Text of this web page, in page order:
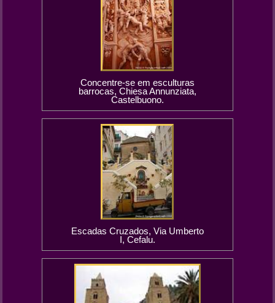
Concentre-se em esculturas
barrocas, Chiesa Annunziata,
Castelbuono.
Escadas Cruzados, Via Umberto
I, Cefalu.